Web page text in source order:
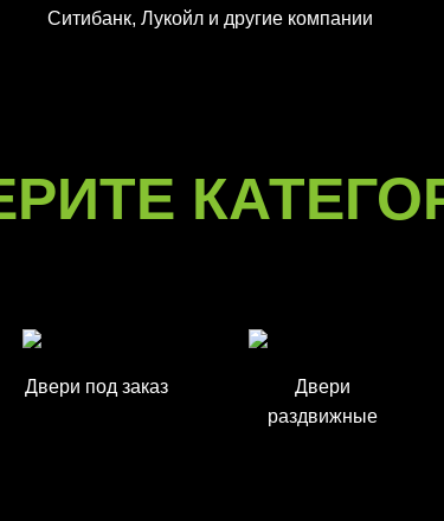
Ситибанк, Лукойл и другие компании
Двери под заказ
Двери
раздвижные